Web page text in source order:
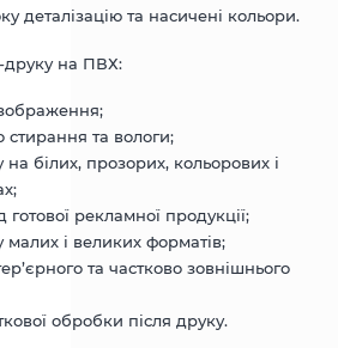
деталізацію та насичені кольори.
друку на ПВХ:
стирання та вологи;
на білих, прозорих, кольорових і
рекламної продукції;
малих і великих форматів;
та частково зовнішнього
обробки після друку.